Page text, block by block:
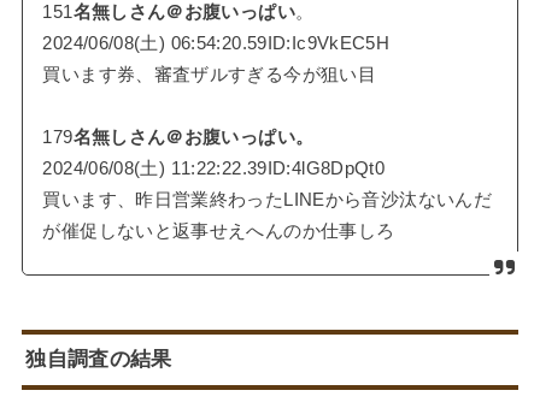
151名無しさん＠お腹いっぱい。
2024/06/08(土) 06:54:20.59ID:Ic9VkEC5H
買います券、審査ザルすぎる今が狙い目
179名無しさん＠お腹いっぱい。
2024/06/08(土) 11:22:22.39ID:4lG8DpQt0
買います、昨日営業終わったLINEから音沙汰ないんだ
が催促しないと返事せえへんのか仕事しろ
独自調査の結果